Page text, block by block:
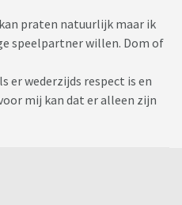
praten natuurlijk maar ik
speelpartner willen. Dom of
er wederzijds respect is en
mij kan dat er alleen zijn